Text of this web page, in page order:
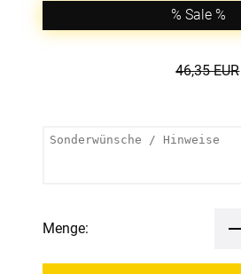
% Sale %
46,35 EUR
Menge: